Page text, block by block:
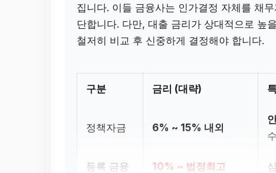
집니다. 이들 금융사는 인가결정 자체를 채
단합니다. 다만, 대출 금리가 상대적으로 높
철저히 비교 후 신중하게 결정해야 합니다.
구분 금리 (대략)
정책자금 6% ~ 15% 내외
등록 금융
10% ~ 법정최고